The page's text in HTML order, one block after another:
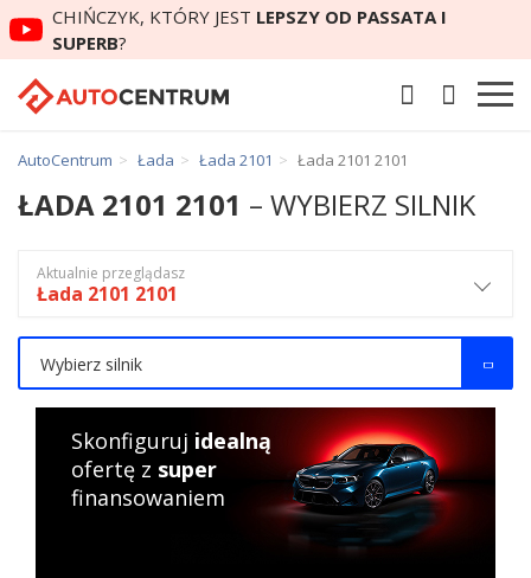
CHIŃCZYK, KTÓRY JEST LEPSZY OD PASSATA I
SUPERB?
AutoCentrum Łada Łada 2101 Łada 2101 2101
ŁADA 2101 2101 – WYBIERZ SILNIK
Aktualnie przeglądasz
Łada 2101 2101
Wybierz silnik
Skonfiguruj idealną
ofertę z super
finansowaniem